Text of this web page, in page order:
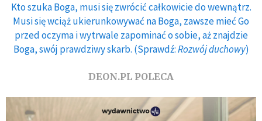
Kto szuka Boga, musi się zwrócić całkowicie do wewnątrz.
Musi się wciąż ukierunkowywać na Boga, zawsze mieć Go
przed oczyma i wytrwale zapominać o sobie, aż znajdzie
Boga, swój prawdziwy skarb. (Sprawdź:Rozwój duchowy)
DEON.PL POLECA